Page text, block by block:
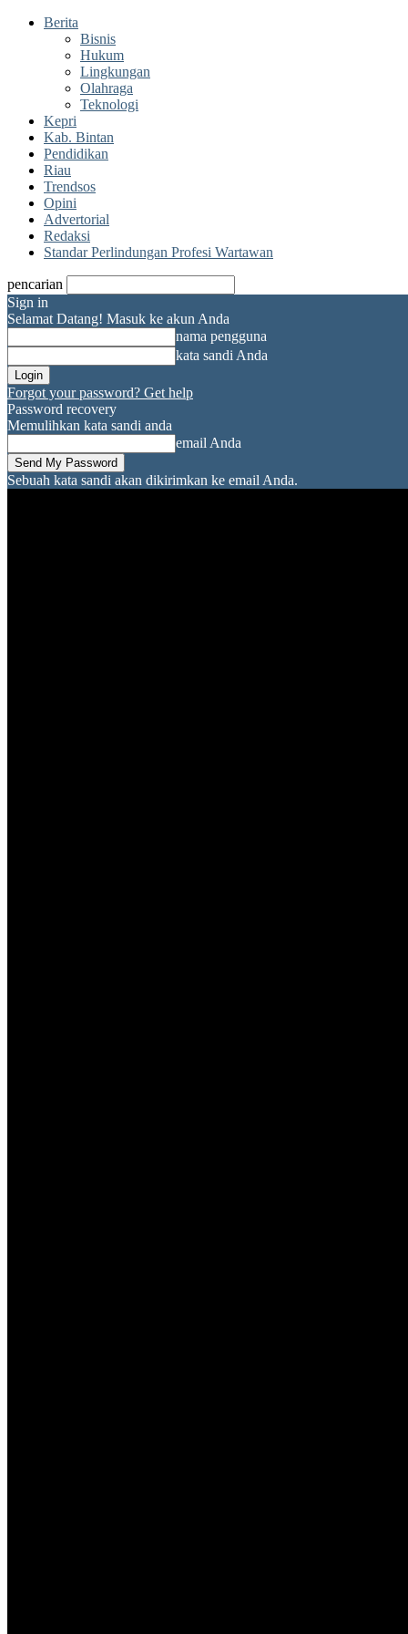
Berita
Bisnis
Hukum
Lingkungan
Olahraga
Teknologi
Kepri
Kab. Bintan
Pendidikan
Riau
Trendsos
Opini
Advertorial
Redaksi
Standar Perlindungan Profesi Wartawan
pencarian
Sign in
Selamat Datang! Masuk ke akun Anda
nama pengguna
kata sandi Anda
Forgot your password? Get help
Password recovery
Memulihkan kata sandi anda
email Anda
Sebuah kata sandi akan dikirimkan ke email Anda.